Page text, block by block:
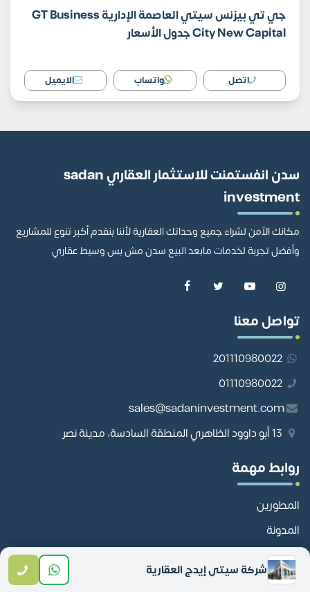
جي تي بيزنس سيتي العاصمة الإدارية GT Business
City New Capital جدول الأسعار
اتصل واتساب الايميل
سدن انفستمنت للاستثمار العقاري sadan
investment
مكانك الآمن لشراء جميع وحداتك العقارية لأننا بنقدم أكبر تنوع للمشاريع
وأفضل تجربة لخدمات مابعد البيع سدن مش بس وسيط عقاري
تواصل معنا
201110980022
01110980022
sales@sadaninvestment.com
روابط مهمة
المطورين
المدونة
تواصل معنا
خريطة الموقع
شركة سيتي إيدج العقارية